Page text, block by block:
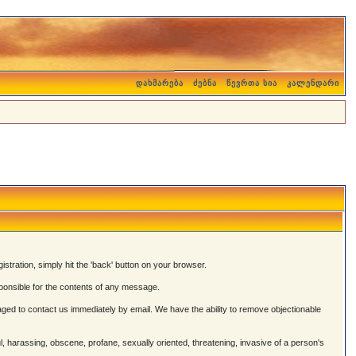
დახმარება ძებნა წევრთა სია კალენდარი
simply hit the 'back' button on your browser.
for the contents of any message.
to contact us immediately by email. We have the ability to remove objectionable
obscene, profane, sexually oriented, threatening, invasive of a person's